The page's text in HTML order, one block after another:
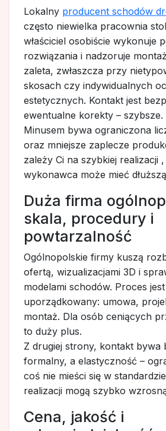
Lokalny producent schodów
często niewielka pracownia
właściciel osobiście wykonuje
rozwiązania i nadzoruje
zaleta, zwłaszcza przy
skosach czy indywidualnych
estetycznych. Kontakt jest
ewentualne korekty – szybsze.
Minusem bywa ograniczona
oraz mniejsze zaplecze
zależy Ci na szybkiej realizacji
wykonawca może mieć
Duża firma
skala, procedury i
powtarzalność
Ogólnopolskie firmy kuszą
ofertą, wizualizacjami 3D i
modelami schodów. Proces jest
uporządkowany: umowa,
montaż. Dla osób ceniących
to duży plus.
Z drugiej strony, kontakt bywa
formalny, a elastyczność –
coś nie mieści się w
realizacji mogą szybko
Cena, jakość i